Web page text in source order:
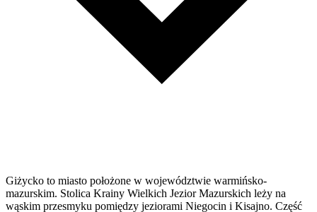
Giżycko to miasto położone w województwie warmińsko-
mazurskim. Stolica Krainy Wielkich Jezior Mazurskich leży na
wąskim przesmyku pomiędzy jeziorami Niegocin i Kisajno. Część